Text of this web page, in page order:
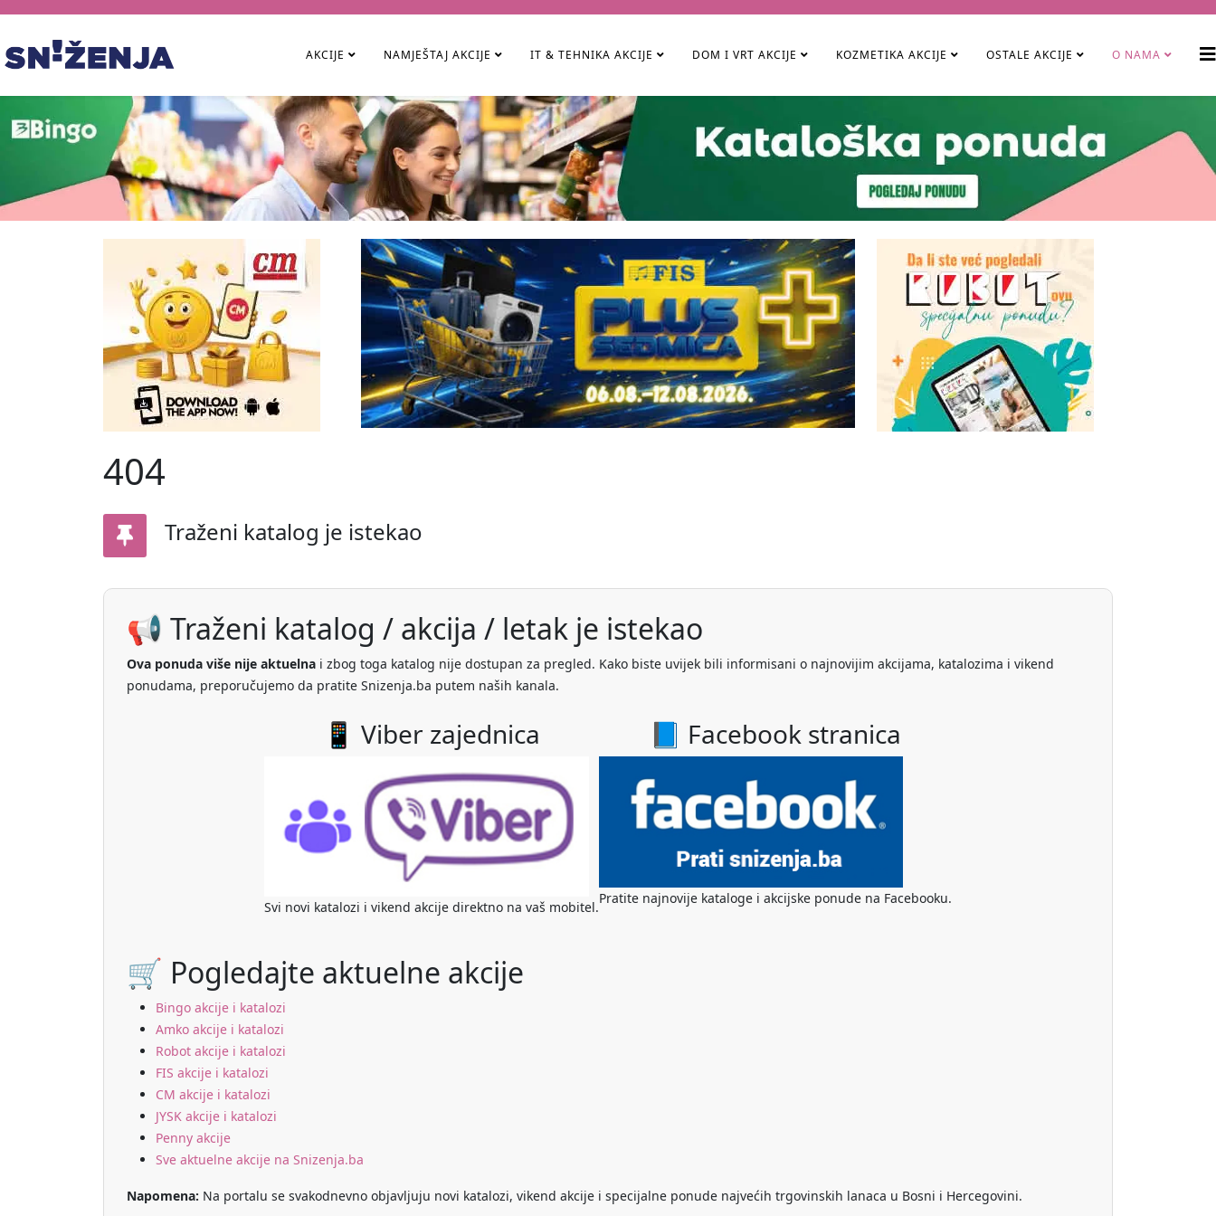
AKCIJE NAMJEŠTAJ AKCIJE IT & TEHNIKA AKCIJE DOM I VRT AKCIJE KOZMETIKA AKCIJE OSTALE AKCIJE O NAMA
404
Traženi katalog je istekao
📢 Traženi katalog / akcija / letak je istekao
Ova ponuda više nije aktuelna i zbog toga katalog nije dostupan za pregled. Kako biste uvijek bili informisani o najnovijim akcijama, katalozima i vikend
ponudama, preporučujemo da pratite Snizenja.ba putem naših kanala.
📱 Viber zajednica
Svi novi katalozi i vikend akcije direktno na vaš mobitel.
📘 Facebook stranica
Pratite najnovije kataloge i akcijske ponude na Facebooku.
🛒 Pogledajte aktuelne akcije
Bingo akcije i katalozi
Amko akcije i katalozi
Robot akcije i katalozi
FIS akcije i katalozi
CM akcije i katalozi
JYSK akcije i katalozi
Penny akcije
Sve aktuelne akcije na Snizenja.ba
Napomena: Na portalu se svakodnevno objavljuju novi katalozi, vikend akcije i specijalne ponude najvećih trgovinskih lanaca u Bosni i Hercegovini.